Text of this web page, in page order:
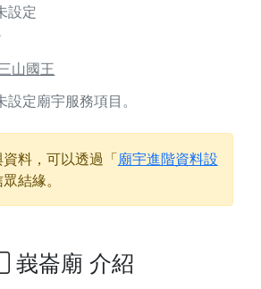
設定
山國王
設定廟宇服務項目。
料，可以透過「廟宇進階資料設
結緣。
峩崙廟 介紹